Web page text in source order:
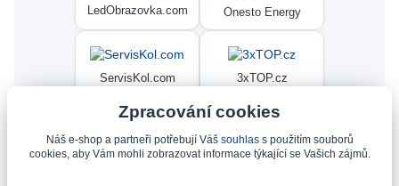
LedObrazovka.com Onesto Energy
ServisKol.com 3xTOP.cz
Condat Ninex.cz
Zpracování cookies
Náš e-shop a partneři potřebují Váš souhlass použitím souborů
cookies, aby Vám mohli zobrazovat informace týkající se Vašich zájmů.